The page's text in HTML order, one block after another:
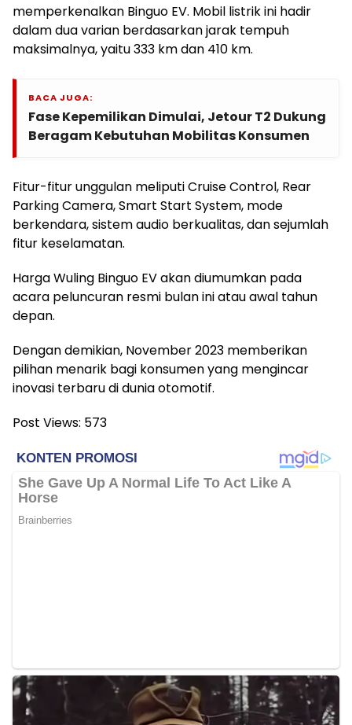
memperkenalkan Binguo EV. Mobil listrik ini hadir
dalam dua varian berdasarkan jarak tempuh
maksimalnya, yaitu 333 km dan 410 km.
BACA JUGA:
Fase Kepemilikan Dimulai, Jetour T2 Dukung
Beragam Kebutuhan Mobilitas Konsumen
Fitur-fitur unggulan meliputi Cruise Control, Rear
Parking Camera, Smart Start System, mode
berkendara, sistem audio berkualitas, dan sejumlah
fitur keselamatan.
Harga Wuling Binguo EV akan diumumkan pada
acara peluncuran resmi bulan ini atau awal tahun
depan.
Dengan demikian, November 2023 memberikan
pilihan menarik bagi konsumen yang mengincar
inovasi terbaru di dunia otomotif.
Post Views: 573